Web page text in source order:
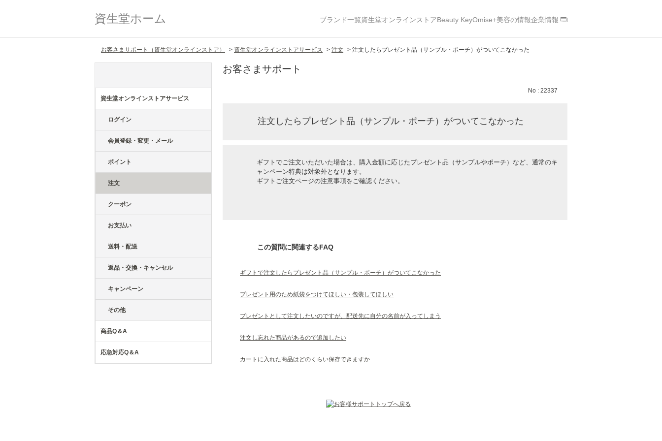
資生堂ホーム ブランド一覧資生堂オンラインストアBeauty KeyOmise+美容の情報企業情報
お客さまサポート（資生堂オンラインストア） > 資生堂オンラインストアサービス > 注文 > 注文したらプレゼント品（サンプル・ポーチ）がついてこなかった
資生堂オンラインストアサービス
ログイン
会員登録・変更・メール
ポイント
注文
クーポン
お支払い
送料・配送
返品・交換・キャンセル
キャンペーン
その他
商品Q＆A
応急対応Q＆A
お客さまサポート
No : 22337
注文したらプレゼント品（サンプル・ポーチ）がついてこなかった
ギフトでご注文いただいた場合は、購入金額に応じたプレゼント品（サンプルやポーチ）など、通常のキ
ャンペーン特典は対象外となります。
ギフトご注文ページの注意事項をご確認ください。
この質問に関連するFAQ
ギフトで注文したらプレゼント品（サンプル・ポーチ）がついてこなかった
プレゼント用のため紙袋をつけてほしい・包装してほしい
プレゼントとして注文したいのですが、配送先に自分の名前が入ってしまう
注文し忘れた商品があるので追加したい
カートに入れた商品はどのくらい保存できますか